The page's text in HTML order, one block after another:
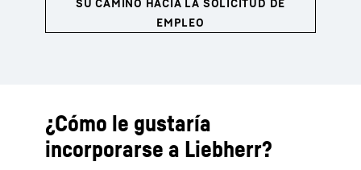
¿Cómo le gustaría
incorporarse a Liebherr?